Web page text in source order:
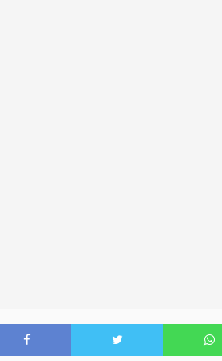
Facebook Twitter